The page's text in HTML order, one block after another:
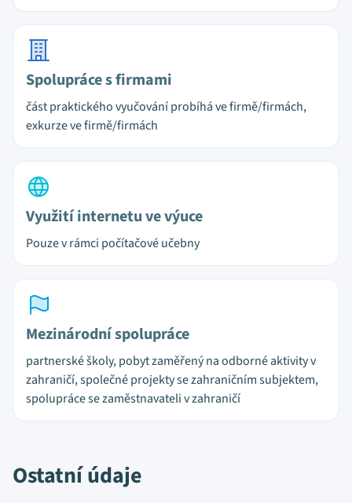
Spolupráce s firmami
část praktického vyučování probíhá ve firmě/firmách,
exkurze ve firmě/firmách
Využití internetu ve výuce
Pouze v rámci počítačové učebny
Mezinárodní spolupráce
partnerské školy, pobyt zaměřený na odborné aktivity v
zahraničí, společné projekty se zahraničním subjektem,
spolupráce se zaměstnavateli v zahraničí
Ostatní údaje